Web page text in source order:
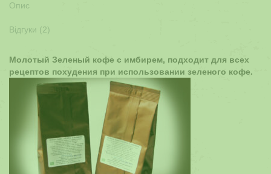
Опис
Відгуки (2)
Молотый Зеленый кофе с имбирем, подходит для всех
рецептов похудения при использовании зеленого кофе.